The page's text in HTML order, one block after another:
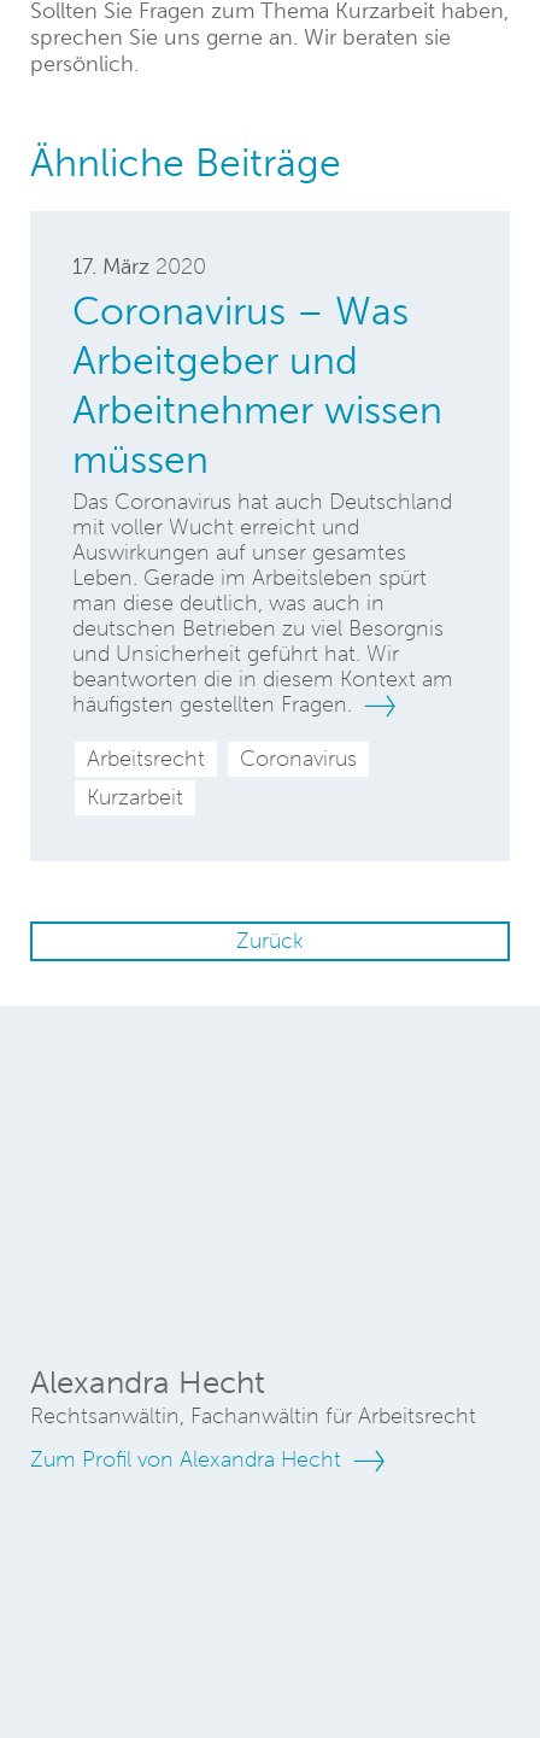
Sollten Sie Fragen zum Thema Kurzarbeit haben,
sprechen Sie uns gerne an. Wir beraten sie
persönlich.
Ähnliche Beiträge
17. März 2020
Coronavirus – Was
Arbeitgeber und
Arbeitnehmer wissen
müssen
Das Coronavirus hat auch Deutschland
mit voller Wucht erreicht und
Auswirkungen auf unser gesamtes
Leben. Gerade im Arbeitsleben spürt
man diese deutlich, was auch in
deutschen Betrieben zu viel Besorgnis
und Unsicherheit geführt hat. Wir
beantworten die in diesem Kontext am
häufigsten gestellten Fragen.
Arbeitsrecht
Coronavirus
Kurzarbeit
Zurück
Alexandra Hecht
Rechtsanwältin, Fachanwältin für Arbeitsrecht
Zum Profil von Alexandra Hecht